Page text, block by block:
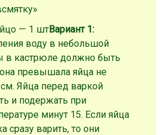
— 1 штВариант 1:
воду в небольшой
в кастрюле должно быть
превышала яйца не
Яйца перед варкой
и подержать при
минут 15. Если яйца
сразу варить, то они